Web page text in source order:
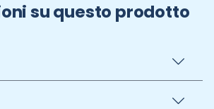
su questo prodotto